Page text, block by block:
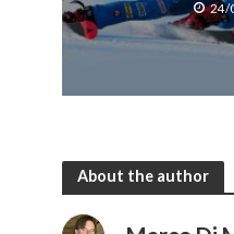
24/
About the author